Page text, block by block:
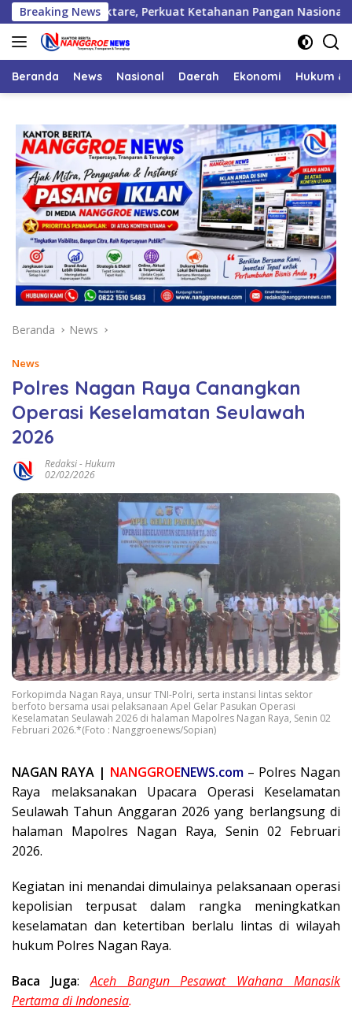
Langsung
ke
konten
Breaking News
Hektare, Perkuat Ketahanan Pangan Nasional
Beranda News Nasional Daerah Ekonomi Hukum &
Beranda News
News
Polres Nagan Raya Canangkan
Operasi Keselamatan Seulawah
2026
Redaksi-Hukum
02/02/2026
Forkopimda Nagan Raya, unsur TNI-Polri, serta instansi lintas sektor
berfoto bersama usai pelaksanaan Apel Gelar Pasukan Operasi
Keselamatan Seulawah 2026 di halaman Mapolres Nagan Raya, Senin 02
Februari 2026.*(Foto : Nanggroenews/Sopian)
NAGAN RAYA | NANGGROENEWS.com – Polres Nagan
Raya melaksanakan Upacara Operasi Keselamatan
Seulawah Tahun Anggaran 2026 yang berlangsung di
halaman Mapolres Nagan Raya, Senin 02 Februari
2026.
Kegiatan ini menandai dimulainya pelaksanaan operasi
kepolisian terpusat dalam rangka meningkatkan
keselamatan dan ketertiban berlalu lintas di wilayah
hukum Polres Nagan Raya.
Baca Juga:Aceh Bangun Pesawat Wahana Manasik
Pertama di Indonesia.